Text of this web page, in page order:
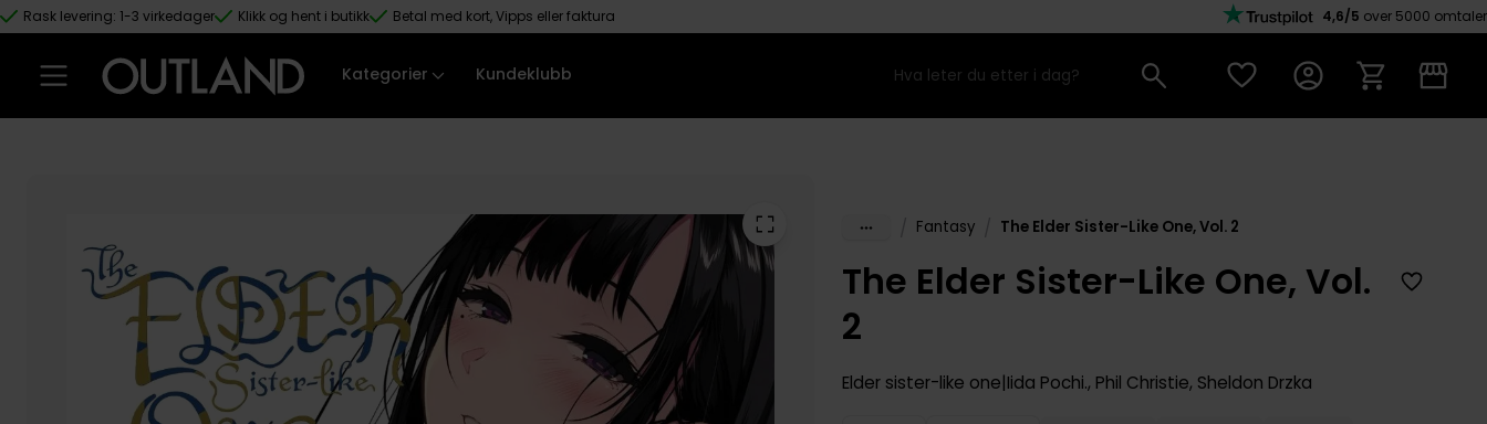
Hopp til hovedinnhold
Rask levering: 1-3 virkedager Klikk og hent i butikk Betal med kort, Vipps eller faktura 4,6/5 over 5000 omtaler
Kategorier Kundeklubb
Fantasy The Elder Sister-Like One, Vol. 2
The Elder Sister-Like One, Vol.
2
Elder sister-like one Iida Pochi., Phil Christie, Sheldon Drzka